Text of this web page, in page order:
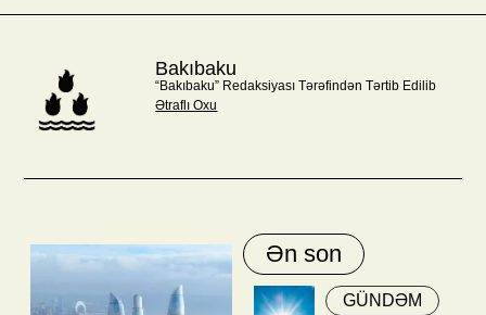
Bakıbaku
“Bakıbaku” Redaksiyası Tərəfindən Tərtib Edilib
Ətraflı Oxu
Ən son
GÜNDƏM